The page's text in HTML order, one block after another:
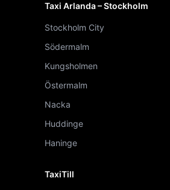
Taxi Arlanda – Stockholm
Stockholm City
Södermalm
Kungsholmen
Östermalm
Nacka
Huddinge
Haninge
TaxiTill